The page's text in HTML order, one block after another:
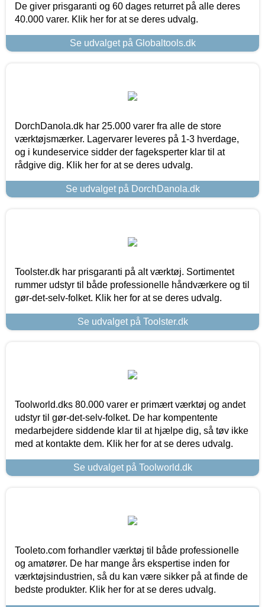
De giver prisgaranti og 60 dages returret på alle deres
40.000 varer. Klik her for at se deres udvalg.
Se udvalget på Globaltools.dk
DorchDanola.dk har 25.000 varer fra alle de store
værktøjsmærker. Lagervarer leveres på 1-3 hverdage,
og i kundeservice sidder der fageksperter klar til at
rådgive dig. Klik her for at se deres udvalg.
Se udvalget på DorchDanola.dk
Toolster.dk har prisgaranti på alt værktøj. Sortimentet
rummer udstyr til både professionelle håndværkere og til
gør-det-selv-folket. Klik her for at se deres udvalg.
Se udvalget på Toolster.dk
Toolworld.dks 80.000 varer er primært værktøj og andet
udstyr til gør-det-selv-folket. De har kompentente
medarbejdere siddende klar til at hjælpe dig, så tøv ikke
med at kontakte dem. Klik her for at se deres udvalg.
Se udvalget på Toolworld.dk
Tooleto.com forhandler værktøj til både professionelle
og amatører. De har mange års ekspertise inden for
værktøjsindustrien, så du kan være sikker på at finde de
bedste produkter. Klik her for at se deres udvalg.